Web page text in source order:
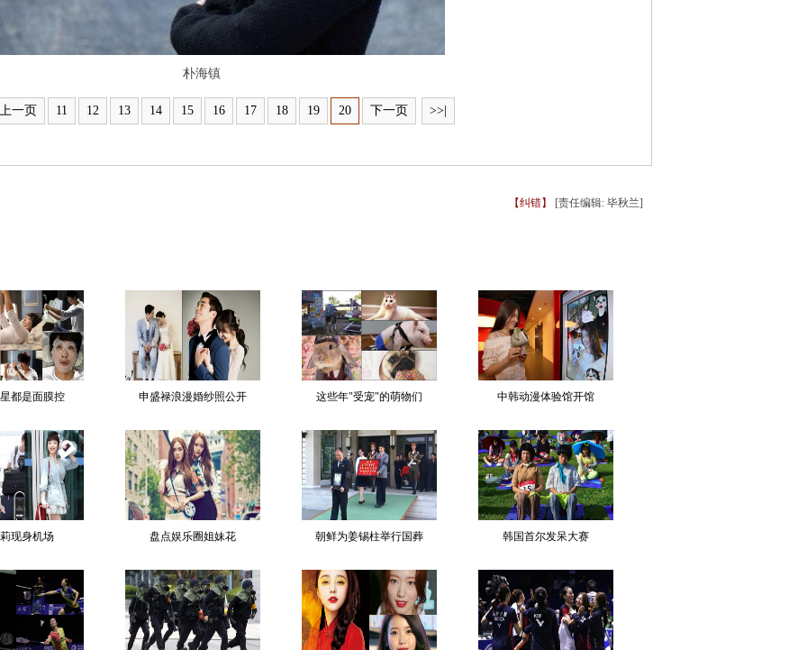
朴海镇
一页 11 12 13 14 15 16 17 18 19 20 下一页 >>|
【纠错】 [责任编辑: 毕秋兰]
都是面膜控 申盛禄浪漫婚纱照公开 这些年"受宠"的萌物们 中韩动漫体验馆开馆
现身机场 盘点娱乐圈姐妹花 朝鲜为姜锡柱举行国葬 韩国首尔发呆大赛